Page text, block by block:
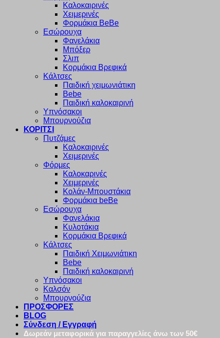
Καλοκαιρινές
Χειμερινές
Φορμάκια BeBe
Εσώρουχα
Φανελάκια
Μπόξερ
Σλιπ
Κορμάκια Βρεφικά
Κάλτσες
Παιδική χειμωνιάτικη
Bebe
Παιδική καλοκαιρινή
Υπνόσακοι
Μπουρνούζια
ΚΟΡΙΤΣΙ
Πυτζάμες
Καλοκαιρινές
Χειμερινές
Φόρμες
Καλοκαρινές
Χειμερινές
Κολάν-Μπουστάκια
Φορμάκια beBe
Εσώρουχα
Φανελάκια
Κυλοτάκια
Κορμάκια Βρεφικά
Κάλτσες
Παιδική Χειμωνιάτικη
Bebe
Παιδική καλοκαιρινή
Υπνόσακοι
Καλσόν
Μπουρνούζια
ΠΡΟΣΦΟΡΕΣ
BLOG
Σύνδεση / Εγγραφή
Δωρεάν μεταφορικά για παραγγελίες άνω των 50€